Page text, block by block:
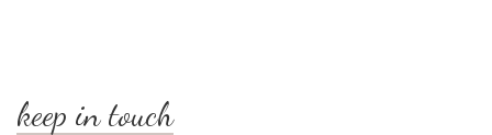
keep in touch